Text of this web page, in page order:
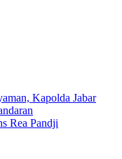
Kapolda Jabar
Rea Pandji